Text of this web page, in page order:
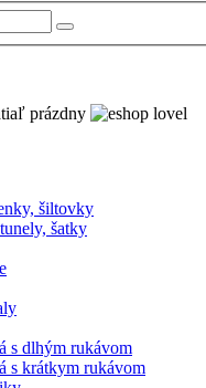
prázdny
šiltovky
šatky
s dlhým rukávom
s krátkym rukávom